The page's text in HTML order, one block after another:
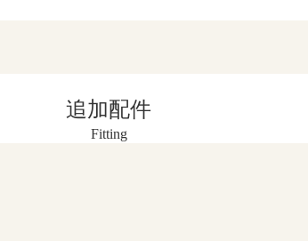
追加配件
Fitting